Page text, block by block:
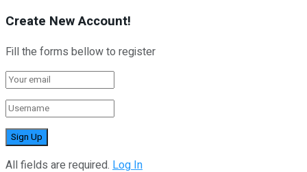
Create New Account!
Fill the forms bellow to register
All fields are required. Log In